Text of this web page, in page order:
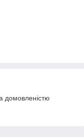
домовленістю